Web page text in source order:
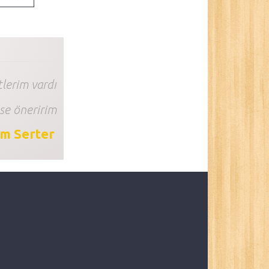
vardı
öneririm
Serter